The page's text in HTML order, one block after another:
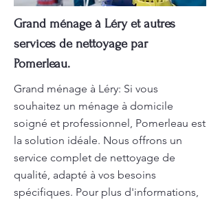
Grand ménage à Léry et autres
services de nettoyage par
Pomerleau.
Grand ménage à Léry: Si vous
souhaitez un ménage à domicile
soigné et professionnel, Pomerleau est
la solution idéale. Nous offrons un
service complet de nettoyage de
qualité, adapté à vos besoins
spécifiques. Pour plus d'informations,